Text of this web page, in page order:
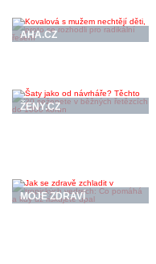
AHA.CZ
ŽENY.CZ
MOJE ZDRAVÍ